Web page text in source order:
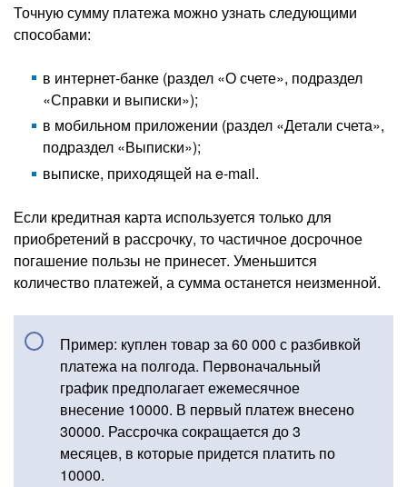
Точную сумму платежа можно узнать следующими
способами:
в интернет-банке (раздел «О счете», подраздел
«Справки и выписки»);
в мобильном приложении (раздел «Детали счета»,
подраздел «Выписки»);
выписке, приходящей на e-mail.
Если кредитная карта используется только для
приобретений в рассрочку, то частичное досрочное
погашение пользы не принесет. Уменьшится
количество платежей, а сумма останется неизменной.
Пример: куплен товар за 60 000 с разбивкой
платежа на полгода. Первоначальный
график предполагает ежемесячное
внесение 10000. В первый платеж внесено
30000. Рассрочка сокращается до 3
месяцев, в которые придется платить по
10000.